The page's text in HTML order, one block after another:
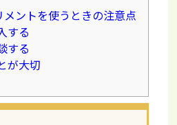
ントを使うときの注意点
する
する
が大切